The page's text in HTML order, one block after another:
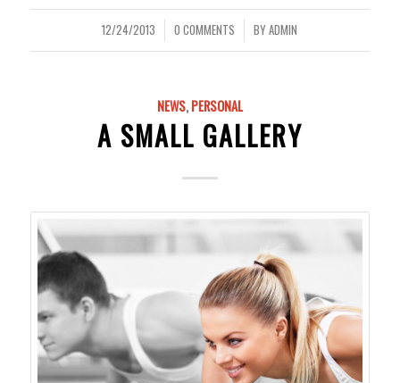
12/24/2013
/ 0 COMMENTS
/ BYADMIN
NEWS,PERSONAL
A SMALL GALLERY